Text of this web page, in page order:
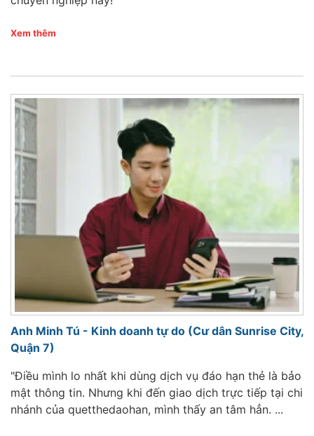
Xem thêm
Anh Minh Tú - Kinh doanh tự do (Cư dân Sunrise City,
Quận 7)
"Điều mình lo nhất khi dùng dịch vụ đáo hạn thẻ là bảo
mật thông tin. Nhưng khi đến giao dịch trực tiếp tại chi
nhánh của quetthedaohan, mình thấy an tâm hẳn. ...